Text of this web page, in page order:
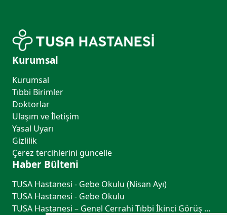
Kurumsal
Kurumsal
Tıbbi Birimler
Doktorlar
Ulaşım ve İletişim
Yasal Uyarı
Gizlilik
Çerez tercihlerini güncelle
Haber Bülteni
TUSA Hastanesi - Gebe Okulu (Nisan Ayı)
TUSA Hastanesi - Gebe Okulu
TUSA Hastanesi – Genel Cerrahi Tıbbi İkinci Görüş Hizmeti